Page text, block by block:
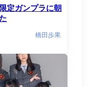
定ガンプラに朝
橋田歩果